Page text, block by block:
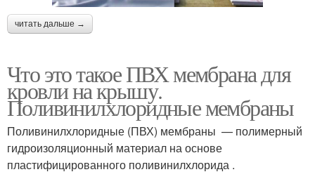
читать дальше →
Что это такое ПВХ мембрана для
кровли на крышу.
Поливинилхлоридные мембраны
Поливинилхлоридные (ПВХ) мембраны — полимерный
гидроизоляционный материал на основе
пластифицированного поливинилхлорида .